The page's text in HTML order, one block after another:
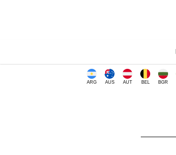
ARG AUS AUT BEL BGR